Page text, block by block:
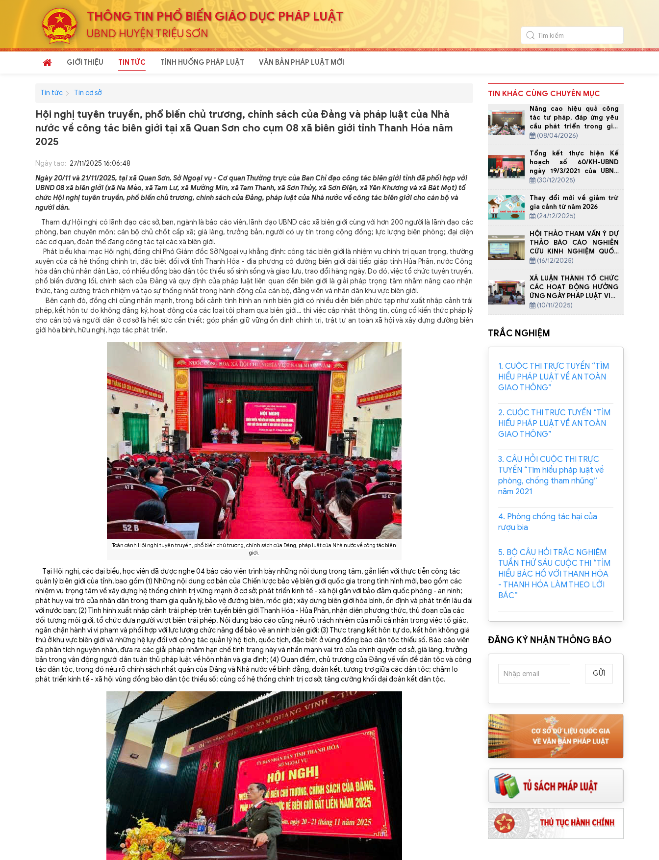
THÔNG TIN PHỔ BIẾN GIÁO DỤC PHÁP LUẬT
UBND HUYỆN TRIỆU SƠN
GIỚI THIỆU TIN TỨC TÌNH HUỐNG PHÁP LUẬT VĂN BẢN PHÁP LUẬT MỚI
Tin tức Tin cơ sở
Hội nghị tuyên truyền, phổ biến chủ trương, chính sách của Đảng và pháp luật của Nhà
nước về công tác biên giới tại xã Quan Sơn cho cụm 08 xã biên giới tỉnh Thanh Hóa năm
2025
Ngày tạo: 27/11/2025 16:06:48
Ngày 20/11 và 21/11/2025, tại xã Quan Sơn, Sở Ngoại vụ - Cơ quan Thường trực của Ban Chỉ đạo công tác biên giới tỉnh đã phối hợp với
UBND 08 xã biên giới (xã Na Mèo, xã Tam Lư, xã Mường Mìn, xã Tam Thanh, xã Sơn Thủy, xã Sơn Điện, xã Yên Khương và xã Bát Mọt) tổ
chức Hội nghị tuyên truyền, phổ biến chủ trương, chính sách của Đảng, pháp luật của Nhà nước về công tác biên giới cho cán bộ và
người dân.
Tham dự Hội nghị có lãnh đạo các sở, ban, ngành là báo cáo viên, lãnh đạo UBND các xã biên giới cùng với hơn 200 người là lãnh đạo các
phòng, ban chuyên môn; cán bộ chủ chốt cấp xã; già làng, trưởng bản, người có uy tín trong cộng đồng; lực lượng biên phòng; đại diện
các cơ quan, đoàn thể đang công tác tại các xã biên giới.
Phát biểu khai mạc Hội nghị, đồng chí Phó Giám đốc Sở Ngoại vụ khẳng định: công tác biên giới là nhiệm vụ chính trị quan trọng, thường
xuyên của cả hệ thống chính trị, đặc biệt đối với tỉnh Thanh Hóa - địa phương có đường biên giới dài tiếp giáp tỉnh Hủa Phăn, nước Cộng
hòa dân chủ nhân dân Lào, có nhiều đồng bào dân tộc thiểu số sinh sống và giao lưu, trao đổi hàng ngày. Do đó, việc tổ chức tuyên truyền,
phổ biến đường lối, chính sách của Đảng và quy định của pháp luật liên quan đến biên giới là giải pháp trọng tâm nhằm nâng cao nhận
thức, tăng cường trách nhiệm và tạo sự thống nhất trong hành động của cán bộ, đảng viên và nhân dân khu vực biên giới.
Bên cạnh đó, đồng chí cũng nhấn mạnh, trong bối cảnh tình hình an ninh biên giới có nhiều diễn biến phức tạp như xuất nhập cảnh trái
phép, kết hôn tự do không đăng ký, hoạt động của các loại tội phạm qua biên giới… thì việc cập nhật thông tin, củng cố kiến thức pháp lý
cho cán bộ và người dân ở cơ sở là hết sức cần thiết; góp phần giữ vững ổn định chính trị, trật tự an toàn xã hội và xây dựng đường biên
giới hòa bình, hữu nghị, hợp tác phát triển.
Toàn cảnh Hội nghị tuyên truyền, phổ biến chủ trương, chính sách của Đảng, pháp luật của Nhà nước về công tác biên
giới.
Tại Hội nghị, các đại biểu, học viên đã được nghe 04 báo cáo viên trình bày những nội dung trọng tâm, gắn liền với thực tiễn công tác
quản lý biên giới của tỉnh, bao gồm (1) Những nội dung cơ bản của Chiến lược bảo vệ biên giới quốc gia trong tình hình mới, bao gồm các
nhiệm vụ trọng tâm về xây dựng hệ thống chính trị vững mạnh ở cơ sở; phát triển kinh tế - xã hội gắn với bảo đảm quốc phòng - an ninh;
phát huy vai trò của nhân dân trong tham gia quản lý, bảo vệ đường biên, mốc giới; xây dựng biên giới hòa bình, ổn định và phát triển lâu dài
với nước bạn; (2) Tình hình xuất nhập cảnh trái phép trên tuyến biên giới Thanh Hóa - Hủa Phăn, nhận diện phương thức, thủ đoạn của các
đối tượng môi giới, tổ chức đưa người vượt biên trái phép. Nội dung báo cáo cũng nêu rõ trách nhiệm của mỗi cá nhân trong việc tố giác,
ngăn chặn hành vi vi phạm và phối hợp với lực lượng chức năng để bảo vệ an ninh biên giới; (3) Thực trạng kết hôn tự do, kết hôn không giá
thú ở khu vực biên giới và những hệ lụy đối với công tác quản lý hộ tịch, quốc tịch, đặc biệt ở vùng đồng bào dân tộc thiểu số. Báo cáo viên
đã phân tích nguyên nhân, đưa ra các giải pháp nhằm hạn chế tình trạng này và nhấn mạnh vai trò của chính quyền cơ sở, già làng, trưởng
bản trong vận động người dân tuân thủ pháp luật về hôn nhân và gia đình; (4) Quan điểm, chủ trương của Đảng về vấn đề dân tộc và công
tác dân tộc, trong đó nêu rõ chính sách nhất quán của Đảng và Nhà nước về bình đẳng, đoàn kết, tương trợ giữa các dân tộc; chăm lo
phát triển kinh tế - xã hội vùng đồng bào dân tộc thiểu số; củng cố hệ thống chính trị cơ sở; tăng cường khối đại đoàn kết dân tộc.
TIN KHÁC CÙNG CHUYÊN MỤC
Nâng cao hiệu quả công
tác tư pháp, đáp ứng yêu
cầu phát triển trong giai
đoạn mới
(08/04/2026)
Tổng kết thực hiện Kế
hoạch số 60/KH-UBND
ngày 19/3/2021 của UBND
tỉnh về Tuyên truyền thực
trong tang lễ vùng đồng
bào Mông tỉnh Thanh Hóa,
giai đoạn 2021-2025.
(30/12/2025)
Thay đổi mới về giảm trừ
gia cảnh từ năm 2026
(24/12/2025)
HỘI THẢO THAM VẤN Ý DỰ
THẢO BÁO CÁO NGHIÊN
CỨU KINH NGHIỆM QUỐC
TẾ VỀ TỘI PHẠM HÓA HÀNH
THÀNH NIÊN, BAO GỒM CẢ
TRÊN MÔI TRƯỜNG MẠNG
(16/12/2025)
XÃ LUẬN THÀNH TỔ CHỨC
CÁC HOẠT ĐỘNG HƯỞNG
ỨNG NGÀY PHÁP LUẬT VIỆT
NAM
(10/11/2025)
TRẮC NGHIỆM
1. CUỘC THI TRỰC TUYẾN “TÌM
HIỂU PHÁP LUẬT VỀ AN TOÀN
GIAO THÔNG”
2. CUỘC THI TRỰC TUYẾN “TÌM
HIỂU PHÁP LUẬT VỀ AN TOÀN
GIAO THÔNG”
3. CÂU HỎI CUỘC THI TRỰC
TUYẾN “Tìm hiểu pháp luật về
phòng, chống tham nhũng”
năm 2021
4. Phòng chống tác hại của
rượu bia
5. BỘ CÂU HỎI TRẮC NGHIỆM
TUẦN THỨ SÁU CUỘC THI “TÌM
HIỂU BÁC HỒ VỚI THANH HÓA
- THANH HÓA LÀM THEO LỜI
BÁC”
ĐĂNG KÝ NHẬN THÔNG BÁO
GỬI